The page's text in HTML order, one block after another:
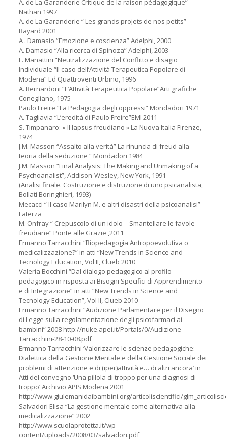
A. de La Garanderie Critique de la raison pédagogique”
Nathan 1997
A. de La Garanderie “ Les grands projets de nos petits”
Bayard 2001
A . Damasio “Emozione e coscienza” Adelphi, 2000
A. Damasio “Alla ricerca di Spinoza” Adelphi, 2003
F. Manattini “Neutralizzazione del Conflitto e disagio
Individuale “Il caso dell’Attività Terapeutica Popolare di
Modena” Ed Quattroventi Urbino, 1996
A. Bernardoni “L’Attività Terapeutica Popolare”Arti grafiche
Conegliano, 1975
Paulo Freire “La Pedagogia degli oppressi” Mondadori 1971
A. Tagliavia “L’eredità di Paulo Freire”EMI 2011
S. Timpanaro: « Il lapsus freudiano » La Nuova Italia Firenze,
1974
J.M. Masson “Assalto alla verità” La rinuncia di freud alla
teoria della seduzione “ Mondadori 1984
J.M. Masson “Final Analysis: The Making and Unmaking of a
Psychoanalist”, Addison-Wesley, New York, 1991
(Analisi finale. Costruzione e distruzione di uno psicanalista,
Bollati Boringhieri, 1993)
Mecacci “ Il caso Marilyn M. e altri disastri della psicoanalisi”
Laterza
M. Onfray “ Crepuscolo di un idolo – Smantellare le favole
freudiane” Ponte alle Grazie ,2011
Ermanno Tarracchini “Biopedagogia Antropoevolutiva o
medicalizzazione?” in atti “New Trends in Science and
Tecnology Education, Vol II, Clueb 2010
Valeria Bocchini “Dal dialogo pedagogico al profilo
pedagogico in risposta ai Bisogni Specifici di Apprendimento
e di Integrazione” in atti “New Trends in Science and
Tecnology Education”, Vol II, Clueb 2010
Ermanno Tarracchini “Audizione Parlamentare per il Disegno
di Legge sulla regolamentazione degli psicofarmaci ai
bambini” 2008 http://nuke.apei.it/Portals/0/Audizione-
Tarracchini-28-10-08.pdf
Ermanno Tarracchini ‘Valorizzare le scienze pedagogiche:
Dialettica della Gestione Mentale e della Gestione Sociale dei
problemi di attenzione e di (iper)attività e… di altri ancora’ in
Atti del convegno ‘Una pillola di troppo per una diagnosi di
troppo’ Archivio APIS Modena 2001
http://www.giulemanidaibambini.org/articoliscientifici/
Salvadori Elisa “La gestione mentale come alternativa alla
medicalizzazione” 2002
http://www.scuolaprotetta.it/wp-
content/uploads/2008/03/salvadori.pdf